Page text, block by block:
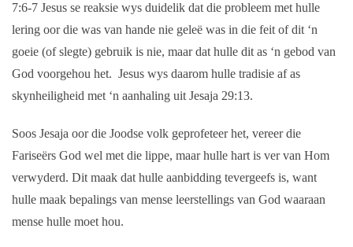
7:6-7 Jesus se reaksie wys duidelik dat die probleem met hulle
lering oor die was van hande nie geleë was in die feit of dit ‘n
goeie (of slegte) gebruik is nie, maar dat hulle dit as ‘n gebod van
God voorgehou het. Jesus wys daarom hulle tradisie af as
skynheiligheid met ‘n aanhaling uit Jesaja 29:13.
Soos Jesaja oor die Joodse volk geprofeteer het, vereer die
Fariseërs God wel met die lippe, maar hulle hart is ver van Hom
verwyderd. Dit maak dat hulle aanbidding tevergeefs is, want
hulle maak bepalings van mense leerstellings van God waaraan
mense hulle moet hou.